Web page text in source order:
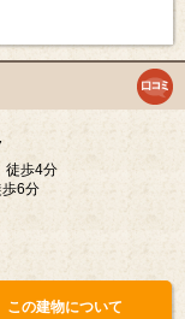
徒歩4分
6分
この建物について